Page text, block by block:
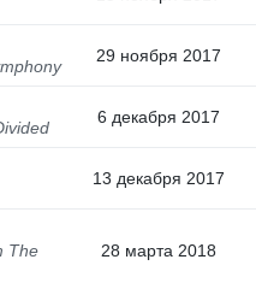
29 ноября 2017
6 декабря 2017
13 декабря 2017
The
28 марта 2018